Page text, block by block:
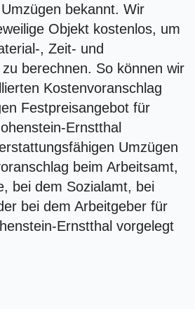
bekannt. Wir
Objekt kostenlos, um
, Zeit- und
berechnen. So können wir
Kostenvoranschlag
Festpreisangebot für
Ernstthal
Umzügen
beim Arbeitsamt,
bei dem Sozialamt, bei
bei dem Arbeitgeber für
Ernstthal vorgelegt